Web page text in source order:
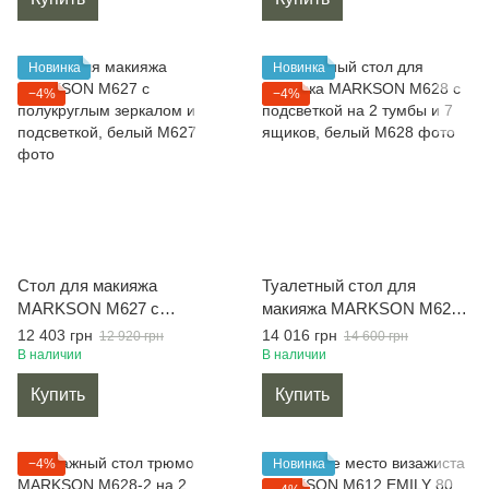
Новинка
−4%
Стол для макияжа
MARKSON М627 с
полукруглым зеркалом и
подсветкой, белый
12 403 грн 12 920 грн
В наличии
Купить
Новинка
−4%
Туалетный стол для
макияжа MARKSON М628
с подсветкой на 2 тумбы и
7 ящиков, белый
14 016 грн 14 600 грн
В наличии
Купить
−4%
Новинка